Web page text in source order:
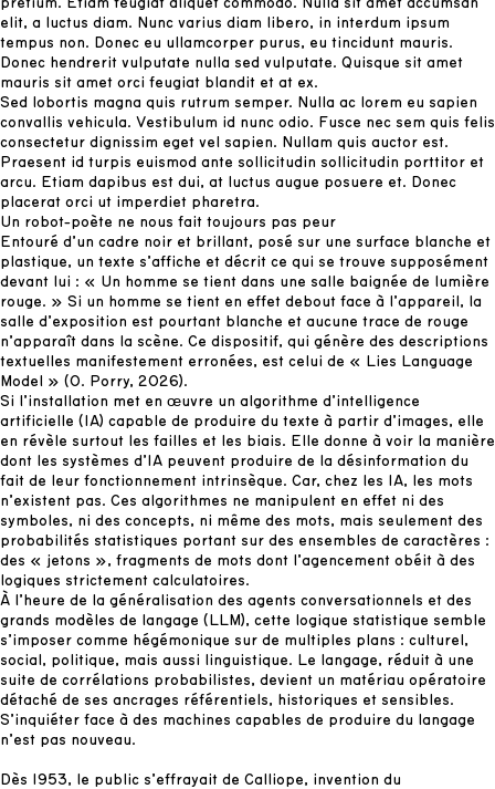
pretium. Etiam feugiat aliquet commodo. Nulla sit amet accumsan
elit, a luctus diam. Nunc varius diam libero, in interdum ipsum
tempus non. Donec eu ullamcorper purus, eu tincidunt mauris.
Donec hendrerit vulputate nulla sed vulputate. Quisque sit amet
mauris sit amet orci feugiat blandit et at ex.
Sed lobortis magna quis rutrum semper. Nulla ac lorem eu sapien
convallis vehicula. Vestibulum id nunc odio. Fusce nec sem quis felis
consectetur dignissim eget vel sapien. Nullam quis auctor est.
Praesent id turpis euismod ante sollicitudin sollicitudin porttitor et
arcu. Etiam dapibus est dui, at luctus augue posuere et. Donec
placerat orci ut imperdiet pharetra.
Un robot-poète ne nous fait toujours pas peur
Entouré d’un cadre noir et brillant, posé sur une surface blanche et
plastique, un texte s’affiche et décrit ce qui se trouve supposément
devant lui : « Un homme se tient dans une salle baignée de lumière
rouge. » Si un homme se tient en effet debout face à l’appareil, la
salle d’exposition est pourtant blanche et aucune trace de rouge
n’apparaît dans la scène. Ce dispositif, qui génère des descriptions
textuelles manifestement erronées, est celui de « Lies Language
Model » (O. Porry, 2026).
Si l’installation met en œuvre un algorithme d’intelligence
artificielle (IA) capable de produire du texte à partir d’images, elle
en révèle surtout les failles et les biais. Elle donne à voir la manière
dont les systèmes d’IA peuvent produire de la désinformation du
fait de leur fonctionnement intrinsèque. Car, chez les IA, les mots
n’existent pas. Ces algorithmes ne manipulent en effet ni des
symboles, ni des concepts, ni même des mots, mais seulement des
probabilités statistiques portant sur des ensembles de caractères :
des « jetons », fragments de mots dont l’agencement obéit à des
logiques strictement calculatoires.
À l’heure de la généralisation des agents conversationnels et des
grands modèles de langage (LLM), cette logique statistique semble
s’imposer comme hégémonique sur de multiples plans : culturel,
social, politique, mais aussi linguistique. Le langage, réduit à une
suite de corrélations probabilistes, devient un matériau opératoire
détaché de ses ancrages référentiels, historiques et sensibles.
S’inquiéter face à des machines capables de produire du langage
n’est pas nouveau.
Dès 1953, le public s’effrayait de Calliope, invention du